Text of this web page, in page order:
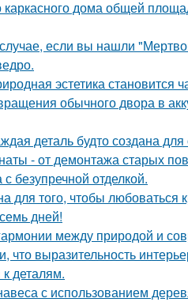
каркасного дома общей
если вы нашли
эстетика становится
обычного двора в
деталь будто создана
- от демонтажа старых
безупречной отделкой.
для того, чтобы любоваться
дней!
между природой и
что выразительность
деталям.
с использованием